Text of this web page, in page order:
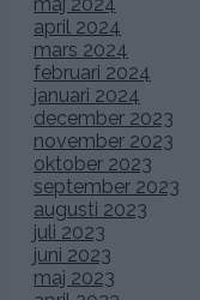
april 2024
mars 2024
februari 2024
januari 2024
december 2023
november 2023
oktober 2023
september 2023
augusti 2023
juli 2023
juni 2023
maj 2023